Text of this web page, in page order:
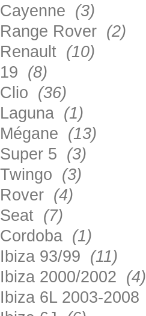
Cayenne (3)
Range Rover (2)
Renault (10)
19 (8)
Clio (36)
Laguna (1)
Mégane (13)
Super 5 (3)
Twingo (3)
Rover (4)
Seat (7)
Cordoba (1)
Ibiza 93/99 (11)
Ibiza 2000/2002 (4)
Ibiza 6L 2003-2008